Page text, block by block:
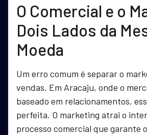
O Comercial e o
Dois Lados da
Moeda
Um erro comum é separar o
vendas. Em Aracaju, onde o
baseado em relacionamentos,
perfeita. O marketing atrai o
processo comercial que garante